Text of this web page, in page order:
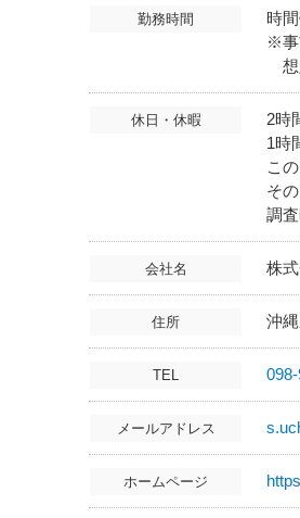
勤務時間
時
※事
想
休日・休暇
2時
1時
こ
そ
調
会社名 株
住所 沖
TEL
メールアドレス
ホームページ